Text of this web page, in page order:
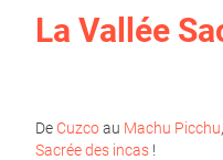
La Vallée
De Cuzcoau Machu Picchu
Sacrée des incas !